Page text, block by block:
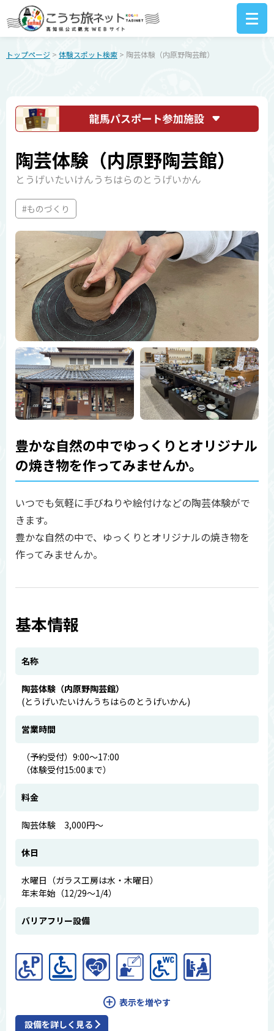
トップページ > 体験スポット検索 > 陶芸体験（内原野陶芸館）
陶芸体験（内原野陶芸館）
とうげいたいけんうちはらのとうげいかん
#ものづくり
豊かな自然の中でゆっくりとオリジナル
の焼き物を作ってみませんか。
いつでも気軽に手びねりや絵付けなどの陶芸体験がで
きます。
豊かな自然の中で、ゆっくりとオリジナルの焼き物を
作ってみませんか。
基本情報
名称
陶芸体験（内原野陶芸館）
(とうげいたいけんうちはらのとうげいかん)
営業時間
（予約受付）9:00～17:00
（体験受付15:00まで）
料金
陶芸体験 3,000円～
休日
水曜日（ガラス工房は水・木曜日）
年末年始（12/29～1/4）
バリアフリー設備
表示を増やす
設備を詳しく見る